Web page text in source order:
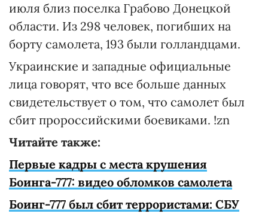
июля близ поселка Грабово Донецкой
области. Из 298 человек, погибших на
борту самолета, 193 были голландцами.
Украинские и западные официальные
лица говорят, что все больше данных
свидетельствует о том, что самолет был
сбит пророссийскими боевиками. !zn
Читайте также:
Первые кадры с места крушения
Боинга-777: видео обломков самолета
Боинг-777 был сбит террористами: СБУ